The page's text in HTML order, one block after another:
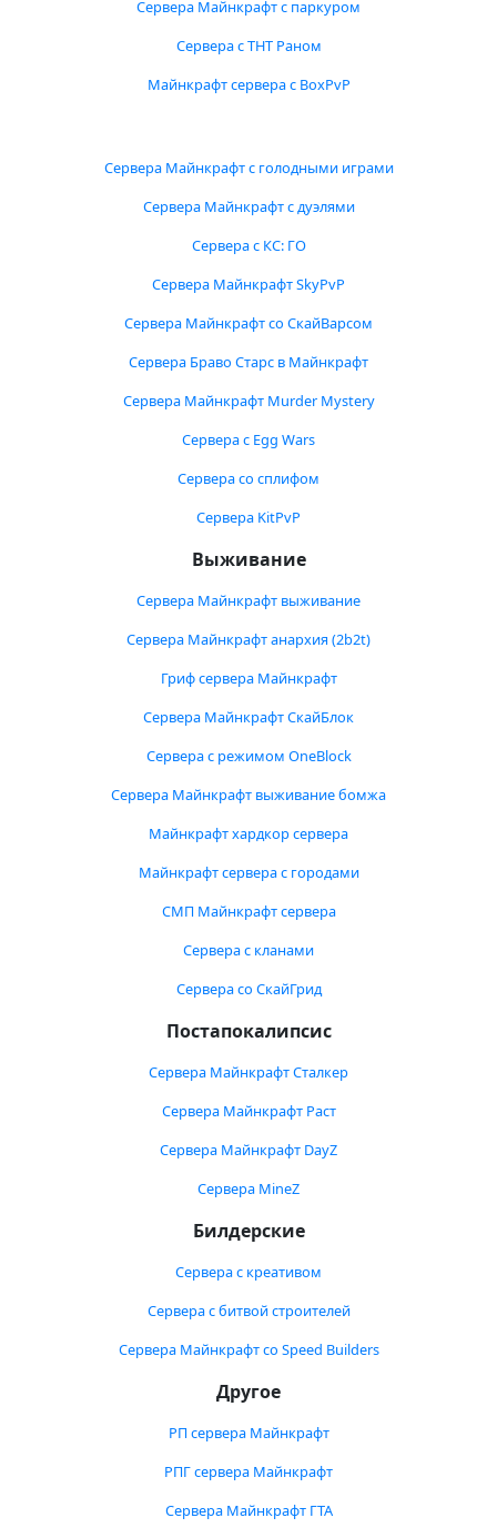
Сервера Майнкрафт с паркуром
Сервера с ТНТ Раном
Майнкрафт сервера с BoxPvP
Сервера Майнкрафт с голодными играми
Сервера Майнкрафт с дуэлями
Сервера с КС: ГО
Сервера Майнкрафт SkyPvP
Сервера Майнкрафт со СкайВарсом
Сервера Браво Старс в Майнкрафт
Сервера Майнкрафт Murder Mystery
Сервера с Egg Wars
Сервера со сплифом
Сервера KitPvP
Выживание
Сервера Майнкрафт выживание
Сервера Майнкрафт анархия (2b2t)
Гриф сервера Майнкрафт
Сервера Майнкрафт СкайБлок
Сервера с режимом OneBlock
Сервера Майнкрафт выживание бомжа
Майнкрафт хардкор сервера
Майнкрафт сервера с городами
СМП Майнкрафт сервера
Сервера с кланами
Сервера со СкайГрид
Постапокалипсис
Сервера Майнкрафт Сталкер
Сервера Майнкрафт Раст
Сервера Майнкрафт DayZ
Сервера MineZ
Билдерские
Сервера с креативом
Сервера с битвой строителей
Сервера Майнкрафт со Speed Builders
Другое
РП сервера Майнкрафт
РПГ сервера Майнкрафт
Сервера Майнкрафт ГТА